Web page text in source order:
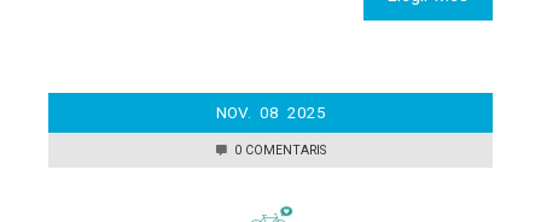
NOV. 08 2025
0 COMENTARIS